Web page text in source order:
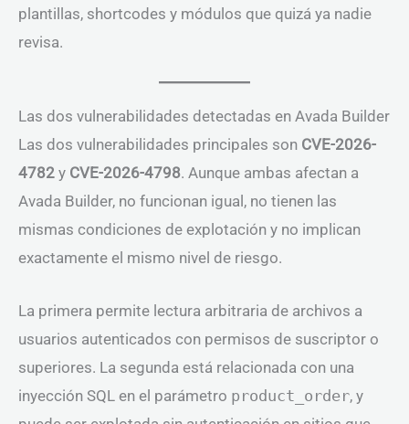
plantillas, shortcodes y módulos que quizá ya nadie
revisa.
Las dos vulnerabilidades detectadas en Avada Builder
Las dos vulnerabilidades principales son CVE-2026-
4782 y CVE-2026-4798. Aunque ambas afectan a
Avada Builder, no funcionan igual, no tienen las
mismas condiciones de explotación y no implican
exactamente el mismo nivel de riesgo.
La primera permite lectura arbitraria de archivos a
usuarios autenticados con permisos de suscriptor o
superiores. La segunda está relacionada con una
inyección SQL en el parámetro product_order, y